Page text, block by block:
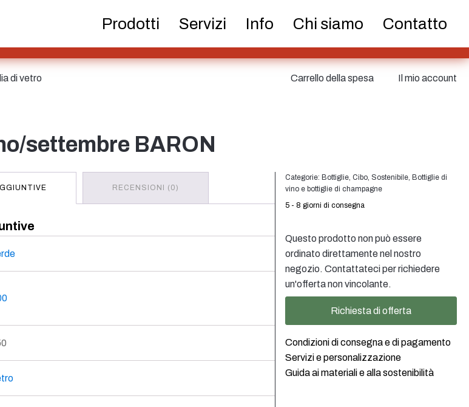
Prodotti
Cibo Sostenibile
Spruzzatore Serbatoi
Bottiglie di vino e
Servizi Info Chi siamo Contatto
di vetro
Carrello della spesa Il mio account
settembre BARON
RECENSIONI (0)
Categorie: Bottiglie, Cibo, Sostenibile, Bottiglie di
vino e bottiglie di champagne
5 - 8 giorni di consegna
Questo prodotto non può essere
ordinato direttamente nel nostro
negozio. Contattateci per richiedere
un'offerta non vincolante.
Richiesta di offerta
Condizioni di consegna e di pagamento
Servizi e personalizzazione
Guida ai materiali e alla sostenibilità